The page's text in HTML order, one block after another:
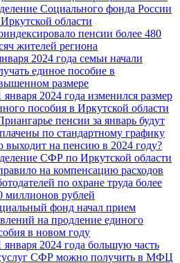
Социального фонда России
области
пенсии более 480
жителей региона
2024 года семьи начали
единое пособие в
размере
января 2024 года изменился размер
пособия в Иркутской области
пенсии за январь будут
по стандартному графику
выходит на пенсию в 2024 году?
СФР по Иркутской области
на компенсацию расходов
по охране труда более
миллионов рублей
фонд начал прием
на продление единого
в новом году
января 2024 года большую часть
СФР можно получить в МФЦ